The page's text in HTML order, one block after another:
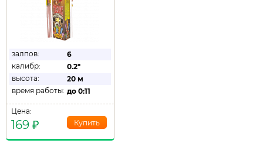
залпов:
6
калибр:
0.2"
высота:
20 м
время работы: до 0:11
Цена:
169 ₽